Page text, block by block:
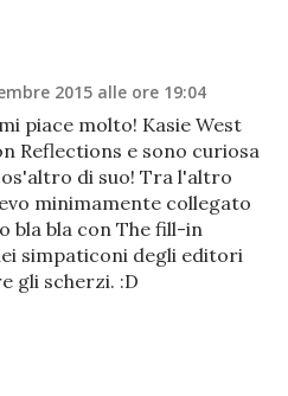
2015 alle ore 19:04
piace molto! Kasie West
Reflections e sono curiosa
di suo! Tra l'altro
minimamente collegato
bla bla con The fill-in
simpaticoni degli editori
gli scherzi. :D